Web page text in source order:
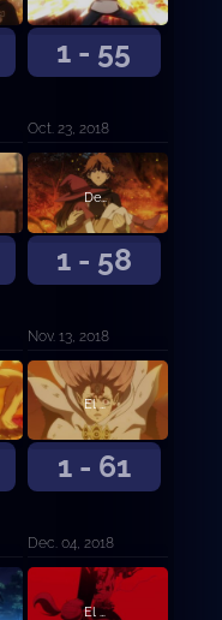
1 - 55
Oct. 23, 2018
1 - 58
Decisiones en el campo de batalla
Nov. 13, 2018
1 - 61
El mundo prometido
Dec. 04, 2018
El hilo rojo del destino